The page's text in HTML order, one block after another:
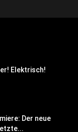
Elektrisch!
Der neue